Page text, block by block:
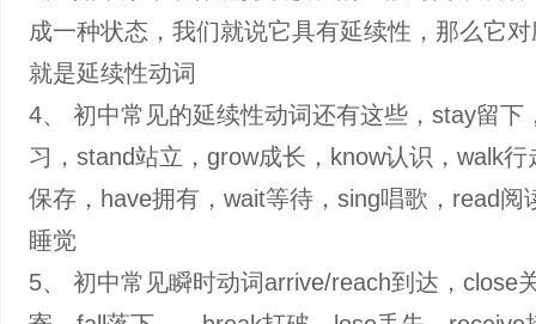
成一种状态，我们就说它具有延续性，那么它
就是延续性动词
4、 初中常见的延续性动词还有这些，stay留下
习，stand站立，grow成长，know认识，walk行
保存，have拥有，wait等待，sing唱歌，read阅
睡觉
5、 初中常见瞬时动词arrive/reach到达，close